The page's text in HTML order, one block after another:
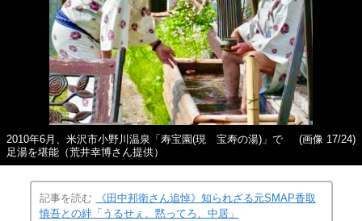
2010年6月、米沢市小野川温泉「寿宝園(現 宝寿の湯)」で
足湯を堪能（荒井幸博さん提供）
(画像 17/24)
記事を読む
《田中邦衛さん追悼》知られざる元SMAP香取
慎吾との絆「うるせぇ、黙ってろ、中居」